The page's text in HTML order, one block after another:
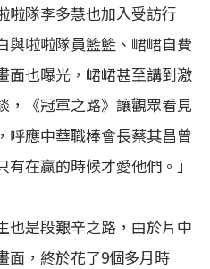
啦隊李多慧也加入受訪行
與啦啦隊員籃籃、峮峮自費
面也曝光，峮峮甚至講到激
，《冠軍之路》讓觀眾看見
呼應中華職棒會長蔡其昌曾
在贏的時候才愛他們。」
也是段艱辛之路，由於片中
面，終於花了9個多月時